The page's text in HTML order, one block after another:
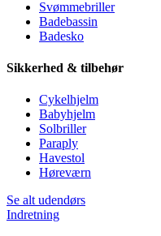
Svømmebriller
Badebassin
Badesko
Sikkerhed & tilbehør
Cykelhjelm
Babyhjelm
Solbriller
Paraply
Havestol
Høreværn
Se alt udendørs
Indretning